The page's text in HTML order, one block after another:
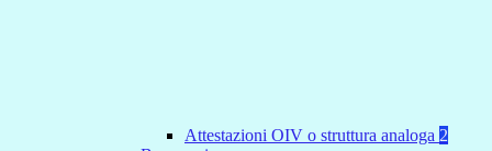
Attestazioni OIV o struttura analoga 2